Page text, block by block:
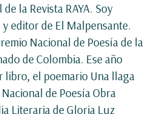
la Revista RAYA. Soy
editor de El Malpensante.
Nacional de Poesía de la
de Colombia. Ese año
libro, el poemario Una llaga
de Poesía Obra
Literaria de Gloria Luz